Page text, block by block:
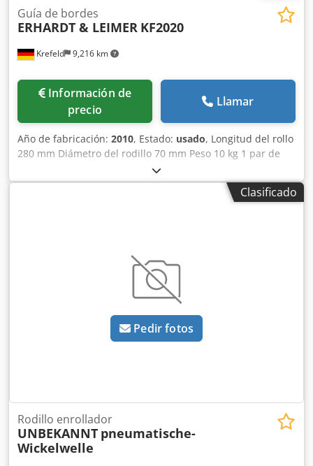
Krefeld 9,216 km
Guía de bordes
ERHARDT & LEIMER KF2020
Información de
precio
Llamar
Año de fabricación: 2010, Estado: usado, Longitud del rollo
280 mm Diámetro del rodillo 70 mm Peso 10 kg 1 par de
guías para transportador de mercancías usadas, Tipo KF
2020 neumático. Versión izquierda + derecha, Dodpjw Tdu
Defx Adlokr El precio se refiere a 1 par cada unoClasificado
Pedir fotos
Rodillo enrollador
UNBEKANNT pneumatische-
Wickelwelle